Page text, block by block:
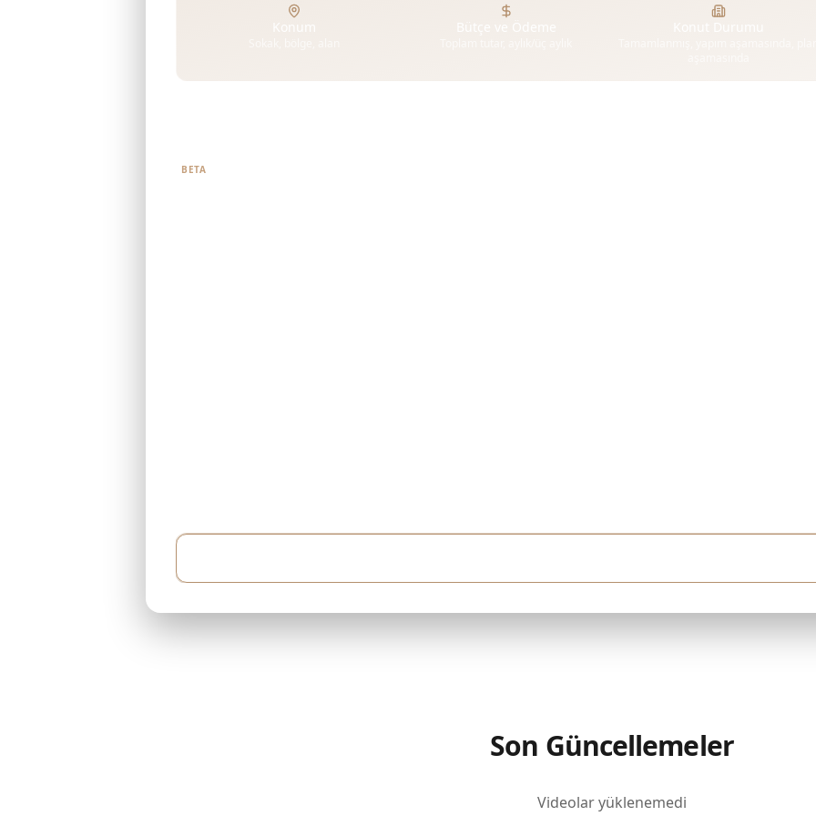
Konum
BETA
Son Güncellemeler
Videolar yüklenemedi